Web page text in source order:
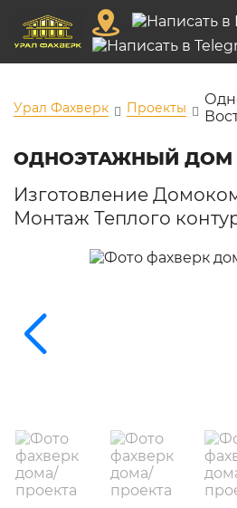
Урал Фахверк Проекты
ОДНОЭТАЖНЫЙ ДОМ
Изготовление
Монтаж Теплого